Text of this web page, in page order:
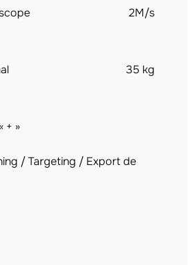
2M/s
35 kg
+ »
/ Targeting / Export de